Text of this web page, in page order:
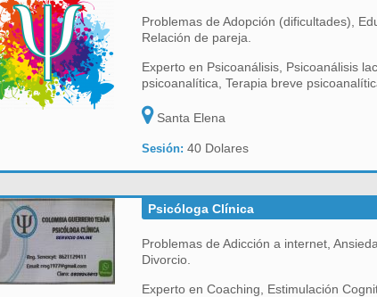
Problemas de Adopción (dificultades),
Relación de pareja.
Experto en Psicoanálisis, Psicoanálisis
psicoanalítica, Terapia breve
Santa Elena
Sesión: 40 Dolares
Psicóloga Clínica
Problemas de Adicción a internet,
Divorcio.
Experto en Coaching, Estimulación